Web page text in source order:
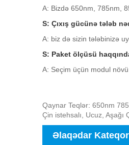
A: Bizdə 650nm, 785nm,
S: Çıxış gücünə tələb
A: biz də sizin tələbinizə
S: Paket ölçüsü
A: Seçim üçün modul növü
Qaynar Teqlər: 650nm
Çin istehsalı, Ucuz, Aşağı
Əlaqədar